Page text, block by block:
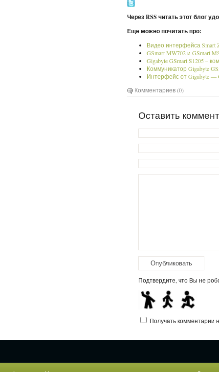
Через RSS читать этот блог
Еще можно почитать про:
Видео интерфейса Smart
GSmart MW702 и GSmart
Gigabyte GSmart S1205 –
Коммуникатор Gigabyte
Интерфейс от Gigabyte —
Комментариев (0)
Оставить
Подтвердите, что Вы не
Получать комментарии